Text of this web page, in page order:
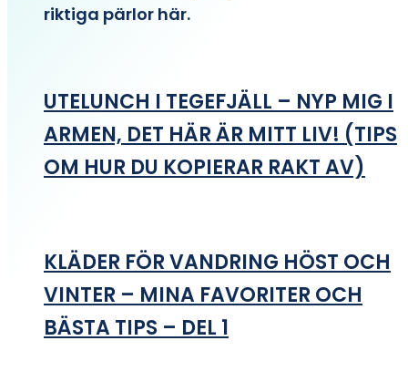
riktiga pärlor här.
UTELUNCH I TEGEFJÄLL – NYP MIG I
ARMEN, DET HÄR ÄR MITT LIV! (TIPS
OM HUR DU KOPIERAR RAKT AV)
KLÄDER FÖR VANDRING HÖST OCH
VINTER – MINA FAVORITER OCH
BÄSTA TIPS – DEL 1